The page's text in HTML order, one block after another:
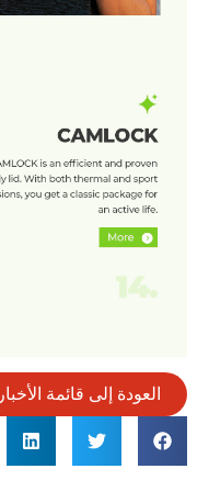
العودة إلى قائمة الأخبار